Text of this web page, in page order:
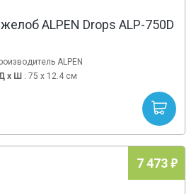
ALPEN Drops ALP-750D
ALPEN
х Ш : 75 x 12.4 см
7 473